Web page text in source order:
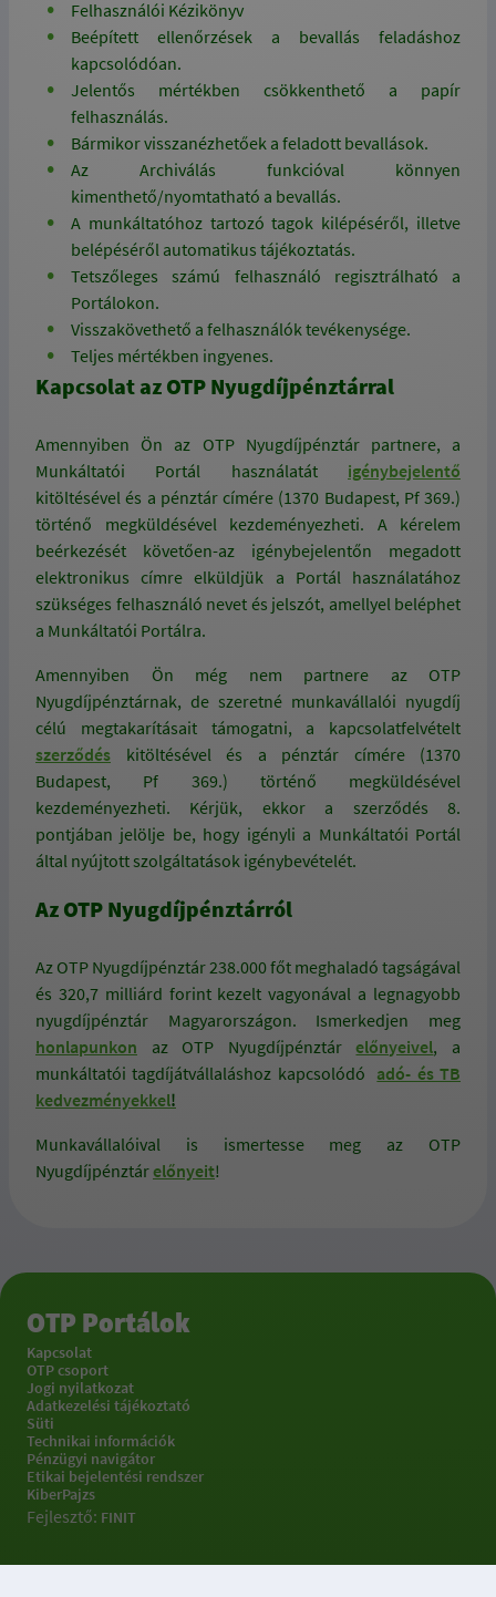
Felhasználói Kézikönyv
Beépített ellenőrzések a bevallás feladáshoz
kapcsolódóan.
Jelentős mértékben csökkenthető a papír
felhasználás.
Bármikor visszanézhetőek a feladott bevallások.
Az Archiválás funkcióval könnyen
kimenthető/nyomtatható a bevallás.
A munkáltatóhoz tartozó tagok kilépéséről, illetve
belépéséről automatikus tájékoztatás.
Tetszőleges számú felhasználó regisztrálható a
Portálokon.
Visszakövethető a felhasználók tevékenysége.
Teljes mértékben ingyenes.
Kapcsolat az OTP Nyugdíjpénztárral
Amennyiben Ön az OTP Nyugdíjpénztár partnere, a
Munkáltatói Portál használatát
igénybejelentő
kitöltésével és a pénztár címére (1370 Budapest, Pf 369.)
történő megküldésével kezdeményezheti. A kérelem
beérkezését követően-az igénybejelentőn megadott
elektronikus címre elküldjük a Portál használatához
szükséges felhasználó nevet és jelszót, amellyel beléphet
a Munkáltatói Portálra.
Amennyiben Ön még nem partnere az OTP
Nyugdíjpénztárnak, de szeretné munkavállalói nyugdíj
célú megtakarításait támogatni, a kapcsolatfelvételt
szerződés kitöltésével és a pénztár címére (1370
Budapest, Pf 369.) történő megküldésével
kezdeményezheti. Kérjük, ekkor a szerződés 8.
pontjában jelölje be, hogy igényli a Munkáltatói Portál
által nyújtott szolgáltatások igénybevételét.
Az OTP Nyugdíjpénztárról
Az OTP Nyugdíjpénztár 238.000 főt meghaladó tagságával
és 320,7 milliárd forint kezelt vagyonával a legnagyobb
nyugdíjpénztár Magyarországon. Ismerkedjen meg
honlapunkon
az OTP Nyugdíjpénztárelőnyeivel, a
munkáltatói tagdíjátvállaláshoz kapcsolódó adó- és TB
kedvezményekkel!
Munkavállalóival is ismertesse meg az OTP
Nyugdíjpénztárelőnyeit!
OTP Portálok
Kapcsolat
OTP csoport
Jogi nyilatkozat
Adatkezelési tájékoztató
Süti
Technikai információk
Pénzügyi navigátor
Etikai bejelentési rendszer
KiberPajzs
Fejlesztő: FINIT